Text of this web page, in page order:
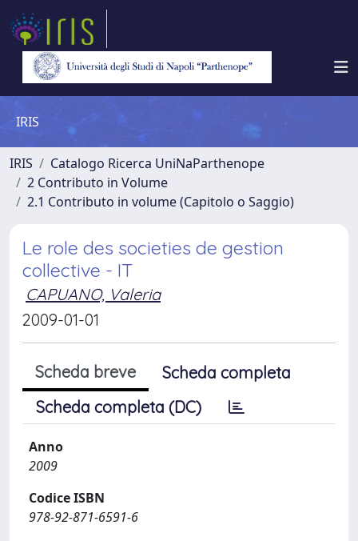
IRIS
IRIS
Catalogo Ricerca UniNaParthenope
2 Contributo in Volume
2.1 Contributo in volume (Capitolo o Saggio)
Le role des societies de gestion
collective - IT
CAPUANO, Valeria
2009-01-01
Scheda breve
Scheda completa
Scheda completa (DC)
Anno
2009
Codice ISBN
978-92-871-6591-6